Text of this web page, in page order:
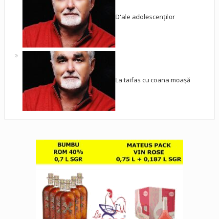
D'ale adolescenților
La taifas cu coana moașă